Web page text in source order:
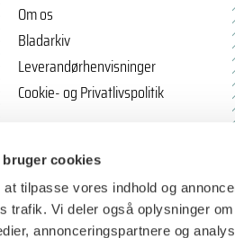
bruger cookies
tilpasse vores indhold og
trafik. Vi deler også oplysninger
annonceringspartnere og
Om os
Bladarkiv
Leverandørhenvisninger
Cookie- og Privatlivspolitik